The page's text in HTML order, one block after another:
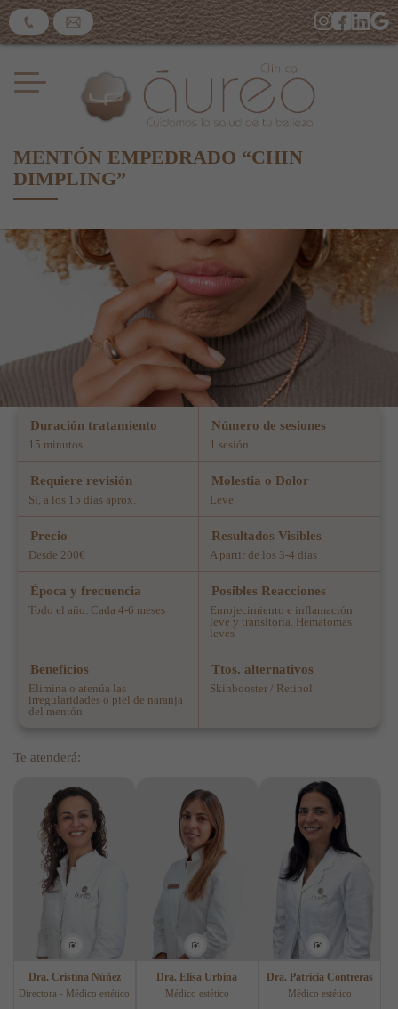
​MENTÓN EMPEDRADO “CHIN
DIMPLING”
Duración tratamiento
15 minutos
Número de sesiones
1 sesión
Requiere revisión
Si, a los 15 días aprox.
Molestia o Dolor
Leve
Precio
Desde 200€
Resultados Visibles
A partir de los 3-4 días
Época y frecuencia
Todo el año. Cada 4-6 meses
Posibles Reacciones
Enrojecimiento e inflamación
leve y transitoria. Hematomas
leves
Beneficios
Elimina o atenúa las
irregularidades o piel de naranja
del mentón
Ttos. alternativos
Skinbooster / Retinol
Te atenderá:
Dra. Cristina Núñez
Directora - Médico estético
Dra. Elisa Urbina
Médico estético
Dra. Patricia Contreras
Médico estético